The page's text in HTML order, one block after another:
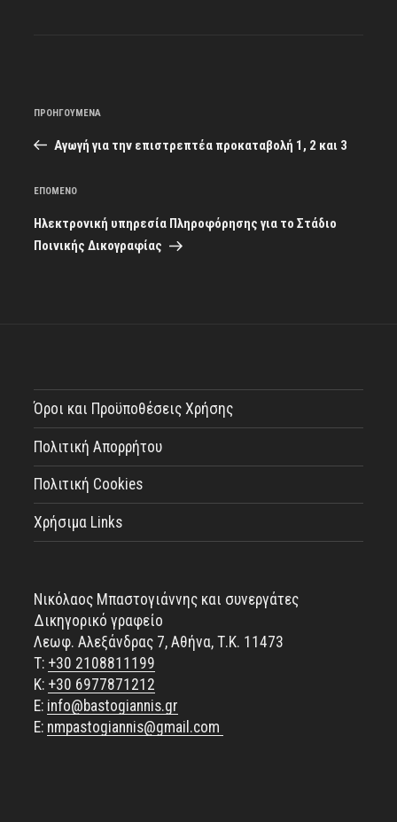
άρθρων
Προηγούμενο
ΠΡΟΗΓΟΎΜΕΝΑ
Αγωγή για την επιστρεπτέα προκαταβολή 1, 2 και 3
Επόμενο
ΕΠΌΜΕΝΟ
Ηλεκτρονική υπηρεσία Πληροφόρησης για το Στάδιο
Ποινικής Δικογραφίας
Όροι και Προϋποθέσεις Χρήσης
Πολιτική Απορρήτου
Πολιτική Cookies
Χρήσιμα Links
Νικόλαος Μπαστογιάννης και συνεργάτες
Δικηγορικό γραφείο
Λεωφ. Αλεξάνδρας 7, Αθήνα, Τ.Κ. 11473
Τ: +30 2108811199
Κ: +30 6977871212
E: info@bastogiannis.gr
Ε: nmpastogiannis@gmail.com